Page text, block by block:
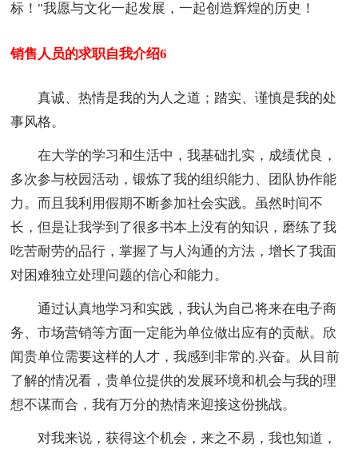
标！"我愿与文化一起发展，一起创造辉煌的历史！
销售人员的求职自我介绍6
真诚、热情是我的为人之道；踏实、谨慎是我的处
事风格。
在大学的学习和生活中，我基础扎实，成绩优良，
多次参与校园活动，锻炼了我的组织能力、团队协作能
力。而且我利用假期不断参加社会实践。虽然时间不
长，但是让我学到了很多书本上没有的知识，磨练了我
吃苦耐劳的品行，掌握了与人沟通的方法，增长了我面
对困难独立处理问题的信心和能力。
通过认真地学习和实践，我认为自己将来在电子商
务、市场营销等方面一定能为单位做出应有的贡献。欣
闻贵单位需要这样的人才，我感到非常的.兴奋。从目前
了解的情况看，贵单位提供的发展环境和机会与我的理
想不谋而合，我有万分的热情来迎接这份挑战。
对我来说，获得这个机会，来之不易，我也知道，